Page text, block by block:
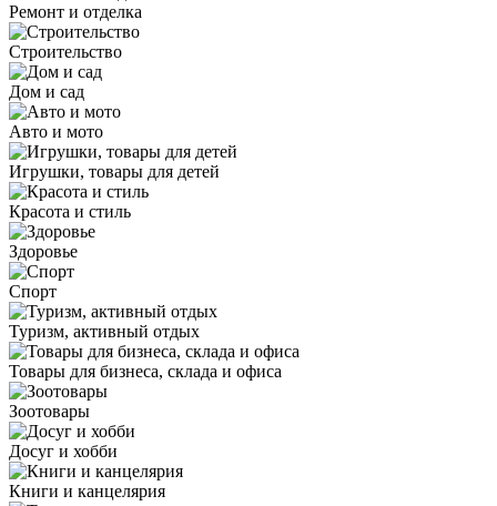
Ремонт и отделка
Строительство
Дом и сад
Авто и мото
Игрушки, товары для детей
Красота и стиль
Здоровье
Спорт
Туризм, активный отдых
Товары для бизнеса, склада и офиса
Зоотовары
Досуг и хобби
Книги и канцелярия